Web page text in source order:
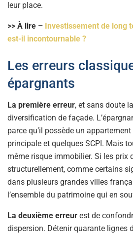
leur place.
>> À lire – Investissement de long
est-il incontournable ?
Les erreurs
épargnants
La première erreur, et sans doute
diversification de façade.
parce qu’il possède un
principale et quelques SCPI. Mais
même risque immobilier. Si les prix
structurellement, comme certains
dans plusieurs grandes villes
l’ensemble du patrimoine qui en
La deuxième erreur est de
dispersion. Détenir quarante lignes